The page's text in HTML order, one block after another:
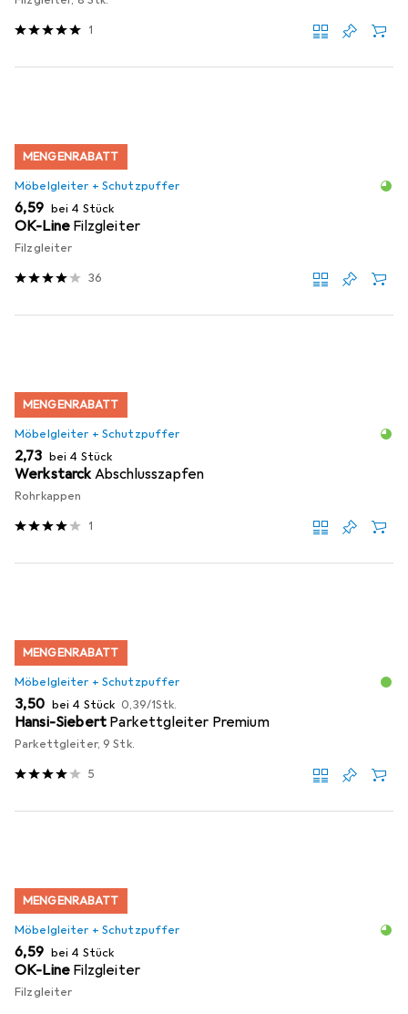
1
MENGENRABATT
Möbelgleiter + Schutzpuffer
EUR
6,59 bei 4 Stück
OK-Line Filzgleiter
Filzgleiter
36
MENGENRABATT
Möbelgleiter + Schutzpuffer
EUR
2,73 bei 4 Stück
WerkstarckAbschlusszapfen
Rohrkappen
1
MENGENRABATT
Möbelgleiter + Schutzpuffer
EUR
3,50 bei 4 Stück EUR
0,39/1Stk.
Hansi-Siebert Parkettgleiter Premium
Parkettgleiter, 9 Stk.
5
MENGENRABATT
Möbelgleiter + Schutzpuffer
EUR
6,59 bei 4 Stück
OK-Line Filzgleiter
Filzgleiter